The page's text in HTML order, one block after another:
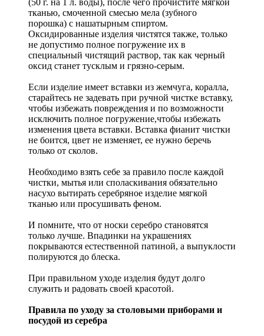
(50 г. на 1 л. воды), после чего прочистите мягкой
тканью, смоченной смесью мела (зубного
порошка) с нашатырным спиртом.
Оксидированные изделия чистятся также, только
не допустимо полное погружение их в
специальный чистящий раствор, так как черный
оксид станет тусклым и грязно-серым.
Если изделие имеет вставки из жемчуга, коралла,
старайтесь не задевать при ручной чистке вставку,
чтобы избежать повреждения и по возможности
исключить полное погружение,чтобы избежать
изменения цвета вставки. Вставка фианит чистки
не боится, цвет не изменяет, ее нужно беречь
только от сколов.
Необходимо взять себе за правило после каждой
чистки, мытья или споласкивания обязательно
насухо вытирать серебряное изделие мягкой
тканью или просушивать феном.
И помните, что от носки серебро становятся
только лучше. Впадинки на украшениях
покрываются естественной патиной, а выпуклости
полируются до блеска.
При правильном уходе изделия будут долго
служить и радовать своей красотой.
Правила по уходу за столовыми приборами и
посудой из серебра